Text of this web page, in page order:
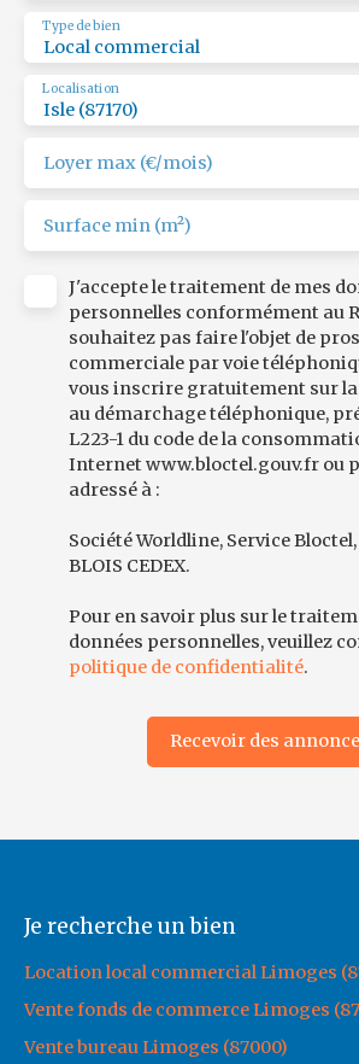
Les risques auxquels ce bien est
disponibles sur le site www. georisque.
ROPERT IMMO : 3598/CBB87
Local commercial
Type de bien
Isle (87170)
Localisation
Loyer max (€/mois)
Surface min (m²)
J'accepte le traitement de mes
personnelles conformément au
souhaitez pas faire l'objet de
commerciale par voie
vous inscrire gratuitement sur
au démarchage téléphonique,
L223-1 du code de la
Internet www.bloctel.gouv.fr ou
adressé à :
Société Worldline, Service Bloctel,
BLOIS CEDEX.
Pour en savoir plus sur le
données personnelles, veuillez
politique de confidentialité.
Recevoir des
Je recherche un bien
Location local commercial Limoges
Vente fonds de commerce Limoges
Vente bureau Limoges (87000)